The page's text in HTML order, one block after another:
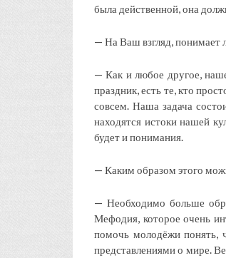
была действенной, она
— На Ваш взгляд, понимает
— Как и любое другое,
праздник, есть те, кто
совсем. Наша задача
находятся истоки нашей
будет и понимания.
— Каким образом этого
— Необходимо больше
Мефодия, которое очень
помочь молодёжи понять,
представлениями о мире.